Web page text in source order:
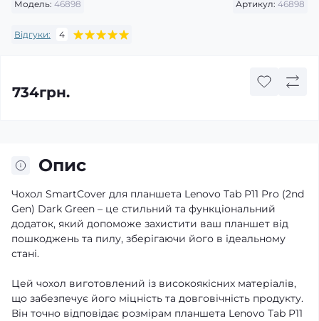
Модель: 46898 Артикул: 46898
Відгуки: 4
734грн.
Опис
Чохол SmartCover для планшета Lenovo Tab P11 Pro (2nd
Gen) Dark Green – це стильний та функціональний
додаток, який допоможе захистити ваш планшет від
пошкоджень та пилу, зберігаючи його в ідеальному
стані.
Цей чохол виготовлений із високоякісних матеріалів,
що забезпечує його міцність та довговічність продукту.
Він точно відповідає розмірам планшета Lenovo Tab P11